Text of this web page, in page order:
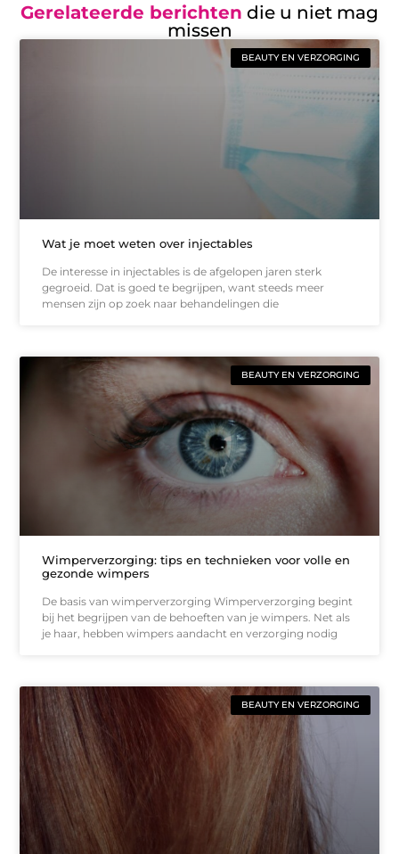
Gerelateerde berichten die u niet mag
missen
BEAUTY EN VERZORGING
Wat je moet weten over injectables
De interesse in injectables is de afgelopen jaren sterk
gegroeid. Dat is goed te begrijpen, want steeds meer
mensen zijn op zoek naar behandelingen die
BEAUTY EN VERZORGING
Wimperverzorging: tips en technieken voor volle en
gezonde wimpers
De basis van wimperverzorging Wimperverzorging begint
bij het begrijpen van de behoeften van je wimpers. Net als
je haar, hebben wimpers aandacht en verzorging nodig
BEAUTY EN VERZORGING